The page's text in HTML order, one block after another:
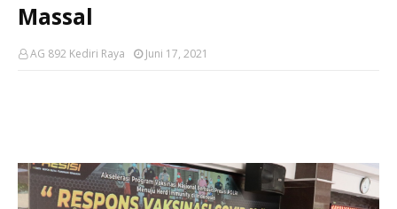
Massal
AG 892 Kediri Raya Juni 17, 2021